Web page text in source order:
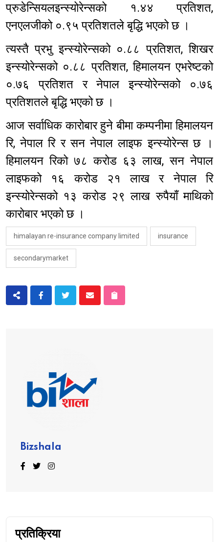
प्रुडेन्सियलइन्स्योरेन्सको १.४४ प्रतिशत,
एनएलजीको ०.९५ प्रतिशतले बृद्धि भएको छ ।
त्यस्तै प्रभु इन्स्योरेन्सको ०.८८ प्रतिशत, शिखर
इन्स्योरेन्सको ०.८८ प्रतिशत, हिमालयन एभरेष्टको
०.७६ प्रतिशत र नेपाल इन्स्योरेन्सको ०.७६
प्रतिशतले बृद्धि भएको छ ।
आज सर्वाधिक कारोबार हुने बीमा कम्पनीमा हिमालयन
रि, नेपाल रि र सन नेपाल लाइफ इन्स्योरेन्स छ ।
हिमालयन रिको ७८ करोड ६३ लाख, सन नेपाल
लाइफको १६ करोड २१ लाख र नेपाल रि
इन्स्योरेन्सको १३ करोड २९ लाख रुपैयाँ माथिको
कारोबार भएको छ ।
himalayan re-insurance company limited insurance
secondarymarket
Bizshala
प्रतिक्रिया